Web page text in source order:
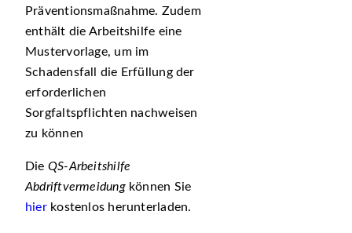
Präventionsmaßnahme. Zudem
enthält die Arbeitshilfe eine
Mustervorlage, um im
Schadensfall die Erfüllung der
erforderlichen
Sorgfaltspflichten nachweisen
zu können
Die QS-Arbeitshilfe
Abdriftvermeidungkönnen Sie
hierkostenlos herunterladen.